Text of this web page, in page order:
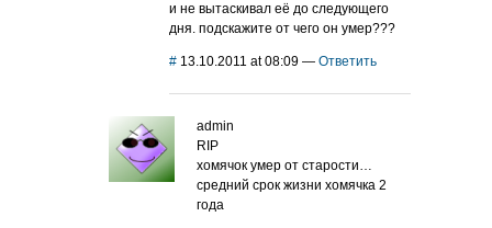
и не вытаскивал её до следующего
дня. подскажите от чего он умер???
# 13.10.2011 at 08:09 — Ответить
admin
RIP
хомячок умер от старости…
средний срок жизни хомячка 2
года